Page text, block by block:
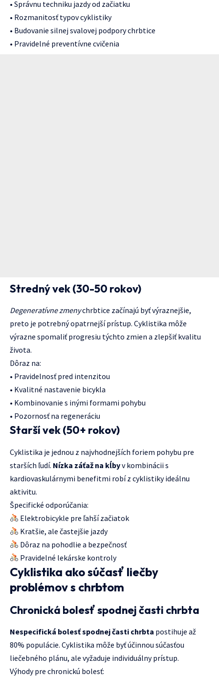
• Správnu techniku jazdy od začiatku
• Rozmanitosť typov cyklistiky
• Budovanie silnej svalovej podpory chrbtice
• Pravidelné preventívne cvičenia
Stredný vek (30-50 rokov)
Degeneratívne zmenychrbtice začínajú byť výraznejšie,
preto je potrebný opatrnejší prístup. Cyklistika môže
výrazne spomaliť progresiu týchto zmien a zlepšiť kvalitu
života.
Dôraz na:
• Pravidelnosť pred intenzitou
• Kvalitné nastavenie bicykla
• Kombinovanie s inými formami pohybu
• Pozornosť na regeneráciu
Starší vek (50+ rokov)
Cyklistika je jednou z najvhodnejších foriem pohybu pre
starších ľudí. Nízka záťaž na kĺbyv kombinácii s
kardiovaskulárnymi benefitmi robí z cyklistiky ideálnu
aktivitu.
Špecifické odporúčania:
Elektrobicykle pre ľahší začiatok
Kratšie, ale častejšie jazdy
Dôraz na pohodlie a bezpečnosť
Pravidelné lekárske kontroly
Cyklistika ako súčasť liečby
problémov s chrbtom
Chronická bolesť spodnej časti chrbta
Nespecifická bolesť spodnej časti chrbta postihuje až
80% populácie. Cyklistika môže byť účinnou súčasťou
liečebného plánu, ale vyžaduje individuálny prístup.
Výhody pre chronickú bolesť: